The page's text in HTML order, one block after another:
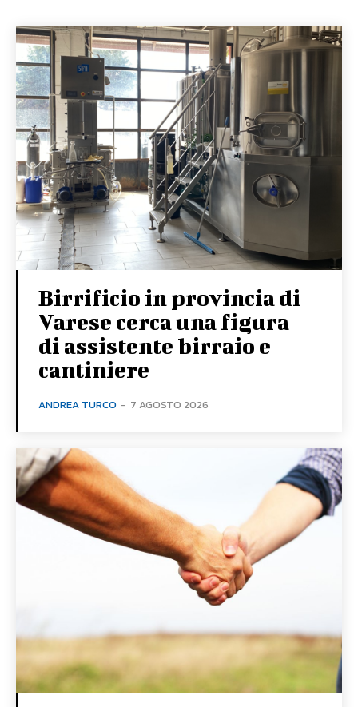
Birrificio in provincia di
Varese cerca una figura
di assistente birraio e
cantiniere
ANDREA TURCO - 7 AGOSTO 2026